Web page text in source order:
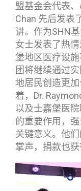
盟基金会代表
Chan 先后发表
讲。作为SHN
女士发表了热
堡地区医疗设
团将继续通过
地居民创造更
着，Dr.
以及士嘉堡医
的重要作用，
关键意义。他
掌声，捐款也